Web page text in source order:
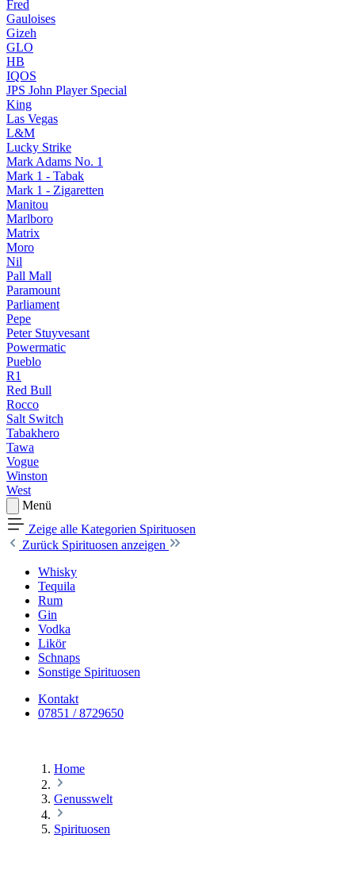
Fred
Gauloises
Gizeh
GLO
HB
IQOS
JPS John Player Special
King
Las Vegas
L&M
Lucky Strike
Mark Adams No. 1
Mark 1 - Tabak
Mark 1 - Zigaretten
Manitou
Marlboro
Matrix
Moro
Nil
Pall Mall
Paramount
Parliament
Pepe
Peter Stuyvesant
Powermatic
Pueblo
R1
Red Bull
Rocco
Salt Switch
Tabakhero
Tawa
Vogue
Winston
West
Menü
Zeige alle Kategorien Spirituosen
Zurück Spirituosen anzeigen
Whisky
Tequila
Rum
Gin
Vodka
Likör
Schnaps
Sonstige Spirituosen
Kontakt
07851 / 8729650
Home
Genusswelt
Spirituosen